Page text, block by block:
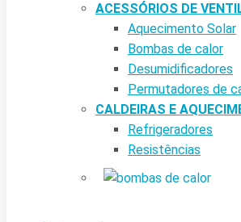
ACESSÓRIOS DE
Aquecimento Solar
Bombas de calor
Desumidificadores
Permutadores de
CALDEIRAS E
Refrigeradores
Resistências